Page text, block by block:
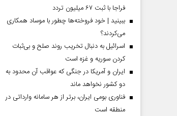
فراجا با ثبت ۶۷ میلیون تردد
ببینید | خود فروخته‌ها چطور با موساد همکاری
می‌کردند؟
اسرائیل به دنبال تخریب روند صلح و بی‌ثبات
کردن سوریه و غزه است
ایران و آمریکا در جنگی که عواقب آن محدود به
دو کشور نخواهد ماند
فناوری بومی ایران، برتر از هر سامانه وارداتی در
منطقه است